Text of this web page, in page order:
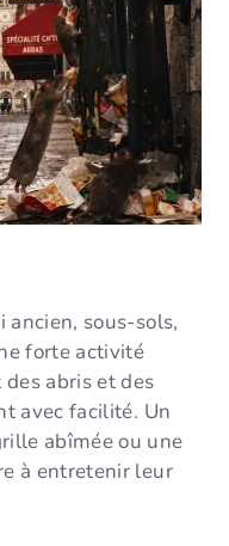
ancien, sous-sols,
forte activité
abris et des
avec facilité. Un
abîmée ou une
à entretenir leur